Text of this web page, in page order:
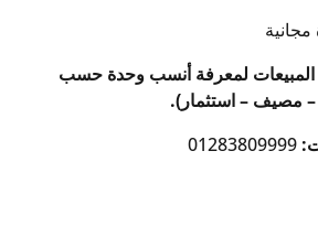
لمعرفة أنسب وحدة حسب
مصيف – استثمار).